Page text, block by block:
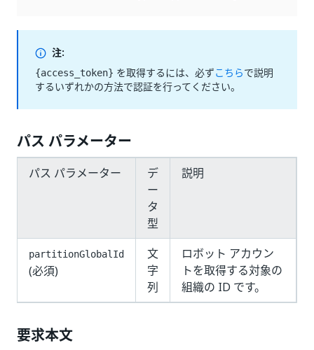
注:
{access_token} を取得するには、必ずこちらで説明
するいずれかの方法で認証を行ってください。
パス パラメーター
パス パラメーター
デ
ー
タ
型
説明
partitionGlobalId
(必須)
文
字
列
ロボット アカウン
トを取得する対象の
組織の ID です。
要求本文